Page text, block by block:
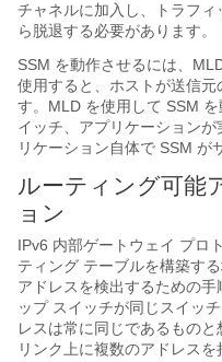
チャネルに加入し、トラフ
ら脱退する必要があります。
SSM を動作させるには、
使用すると、ホストが送信
す。MLD を使用して SSM
イッチ、アプリケーション
リケーション自体で SSM が
ルーティング可能
ョン
IPv6 内部ゲートウェイ プロ
ティング テーブルを構築す
アドレスを検出するための
ップ スイッチが同じスイッ
レスは常に同じであるもの
リンク上に複数のアドレス